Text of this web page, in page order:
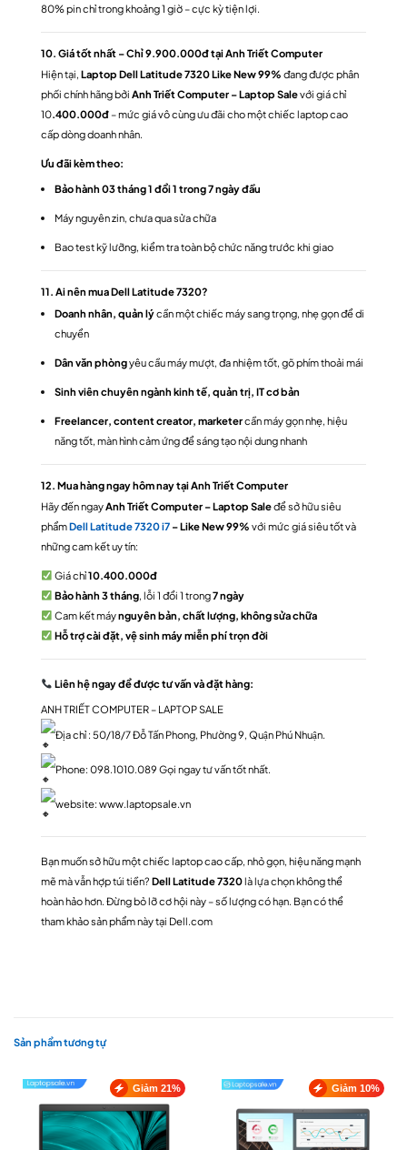
80% pin chỉ trong khoảng 1 giờ – cực kỳ tiện lợi.
10. Giá tốt nhất – Chỉ 9.900.000đ tại Anh Triết Computer
Hiện tại, Laptop Dell Latitude 7320 Like New 99% đang được phân
phối chính hãng bởi Anh Triết Computer – Laptop Salevới giá chỉ
10.400.000đ – mức giá vô cùng ưu đãi cho một chiếc laptop cao
cấp dòng doanh nhân.
Ưu đãi kèm theo:
Bảo hành 03 tháng 1 đổi 1 trong 7 ngày đầu
Máy nguyên zin, chưa qua sửa chữa
Bao test kỹ lưỡng, kiểm tra toàn bộ chức năng trước khi giao
11. Ai nên mua Dell Latitude 7320?
Doanh nhân, quản lýcần một chiếc máy sang trọng, nhẹ gọn để di
chuyển
Dân văn phòngyêu cầu máy mượt, đa nhiệm tốt, gõ phím thoải mái
Sinh viên chuyên ngành kinh tế, quản trị, IT cơ bản
Freelancer, content creator, marketercần máy gọn nhẹ, hiệu
năng tốt, màn hình cảm ứng để sáng tạo nội dung nhanh
12. Mua hàng ngay hôm nay tại Anh Triết Computer
Hãy đến ngayAnh Triết Computer – Laptop Saleđể sở hữu siêu
phẩmDell Latitude 7320 i7 – Like New 99% với mức giá siêu tốt và
những cam kết uy tín:
Giá chỉ10.400.000đ
Bảo hành 3 tháng, lỗi 1 đổi 1 trong7 ngày
Cam kết máynguyên bản, chất lượng, không sửa chữa
Hỗ trợ cài đặt, vệ sinh máy miễn phí trọn đời
Liên hệ ngayđể được tư vấn và đặt hàng:
ANH TRIẾT COMPUTER – LAPTOP SALE
Địa chỉ : 50/18/7 Đỗ Tấn Phong, Phường 9, Quận Phú Nhuận.
Phone: 098.1010.089 Gọi ngay tư vấn tốt nhất.
website: www.laptopsale.vn
Bạn muốn sở hữu một chiếc laptop cao cấp, nhỏ gọn, hiệu năng mạnh
mẽ mà vẫn hợp túi tiền? Dell Latitude 7320là lựa chọn không thể
hoàn hảo hơn. Đừng bỏ lỡ cơ hội này – số lượng có hạn. Bạn có thể
tham khảo sản phẩm này tại Dell.com
Sản phẩm tương tự
Giảm 21% Giảm 10%